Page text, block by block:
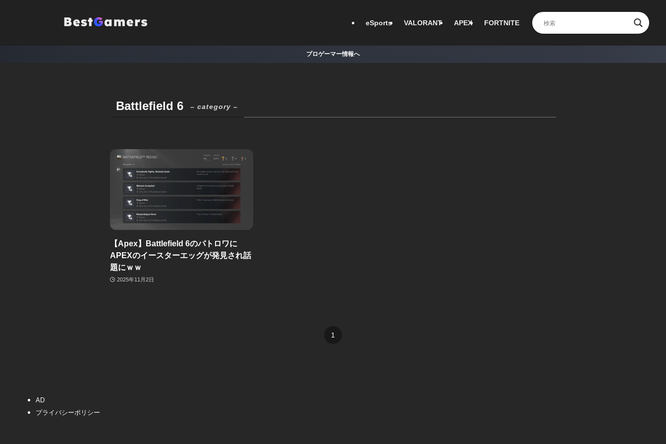
eSports VALORANT APEX FORTNITE
プロゲーマー情報へ
Battlefield 6 – category –
【Apex】Battlefield 6のバトロワに
APEXのイースターエッグが発見され話
題にｗｗ
2025年11月2日
1
AD
プライバシーポリシー